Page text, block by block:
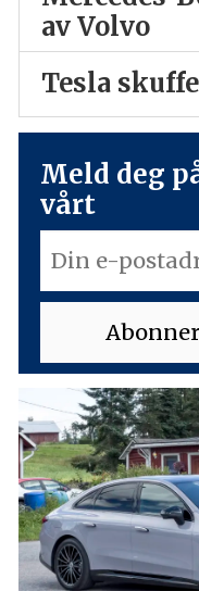
av Volvo
Tesla
Meld deg
vårt